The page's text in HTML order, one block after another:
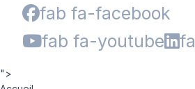
fab fa-facebook
fab fa-youtube
">